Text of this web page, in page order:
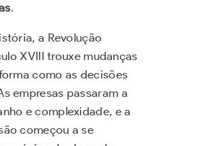
.
a Revolução
XVIII trouxe mudanças
como as decisões
empresas passaram a
e complexidade, e a
começou a se